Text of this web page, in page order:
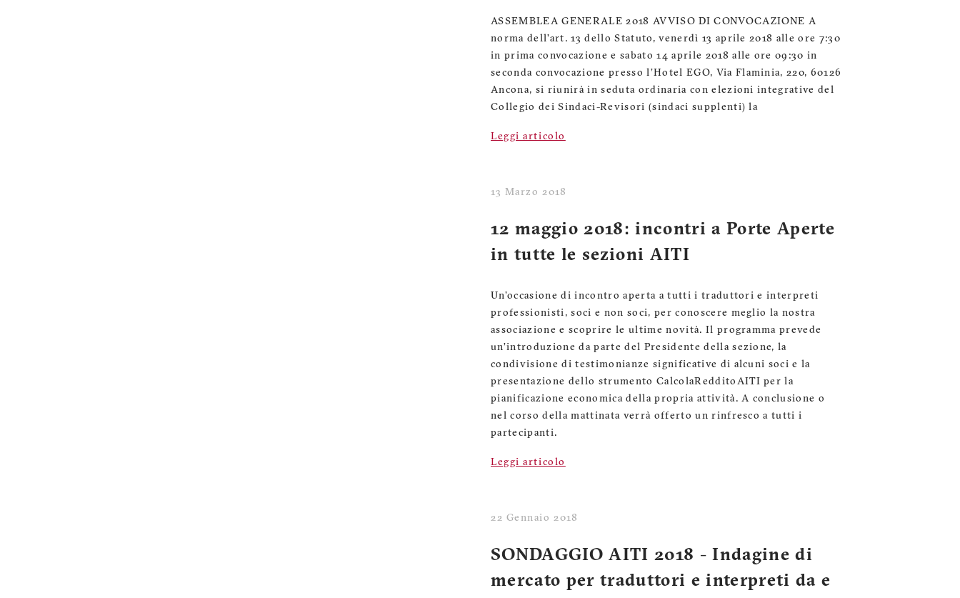
ASSEMBLEA GENERALE 2018 AVVISO DI CONVOCAZIONE A
norma dell’art. 13 dello Statuto, venerdì 13 aprile 2018 alle ore 7:30
in prima convocazione e sabato 14 aprile 2018 alle ore 09:30 in
seconda convocazione presso l’Hotel EGO, Via Flaminia, 220, 60126
Ancona, si riunirà in seduta ordinaria con elezioni integrative del
Collegio dei Sindaci-Revisori (sindaci supplenti) la
Leggi articolo
13 Marzo 2018
12 maggio 2018: incontri a Porte Aperte
in tutte le sezioni AITI
Un'occasione di incontro aperta a tutti i traduttori e interpreti
professionisti, soci e non soci, per conoscere meglio la nostra
associazione e scoprire le ultime novità. Il programma prevede
un’introduzione da parte del Presidente della sezione, la
condivisione di testimonianze significative di alcuni soci e la
presentazione dello strumento CalcolaRedditoAITI per la
pianificazione economica della propria attività. A conclusione o
nel corso della mattinata verrà offerto un rinfresco a tutti i
partecipanti.
Leggi articolo
22 Gennaio 2018
SONDAGGIO AITI 2018 - Indagine di
mercato per traduttori e interpreti da e